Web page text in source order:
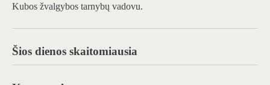
Kubos žvalgybos tarnybų vadovu.
Šios dienos skaitomiausia